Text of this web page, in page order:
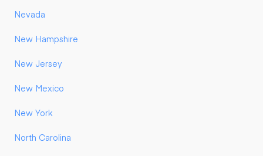
Nevada
New Hampshire
New Jersey
New Mexico
New York
North Carolina